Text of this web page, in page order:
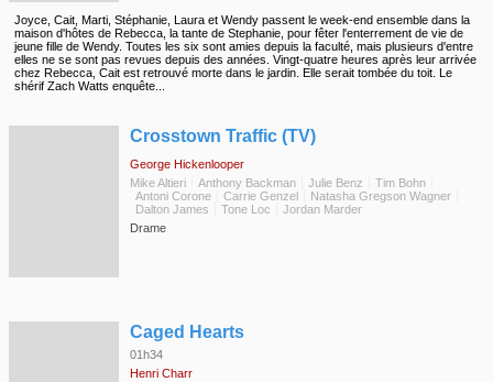
Joyce, Cait, Marti, Stéphanie, Laura et Wendy passent le week-end ensemble dans la
maison d'hôtes de Rebecca, la tante de Stephanie, pour fêter l'enterrement de vie de
jeune fille de Wendy. Toutes les six sont amies depuis la faculté, mais plusieurs d'entre
elles ne se sont pas revues depuis des années. Vingt-quatre heures après leur arrivée
chez Rebecca, Cait est retrouvé morte dans le jardin. Elle serait tombée du toit. Le
shérif Zach Watts enquête...
Crosstown Traffic (TV)
George Hickenlooper
Mike Altieri
Anthony Backman Julie Benz
Tim Bohn
Antoni Corone
Carrie Genzel
Natasha Gregson Wagner
Dalton James
Tone Loc
Jordan Marder
Drame
Caged Hearts
01h34
Henri Charr